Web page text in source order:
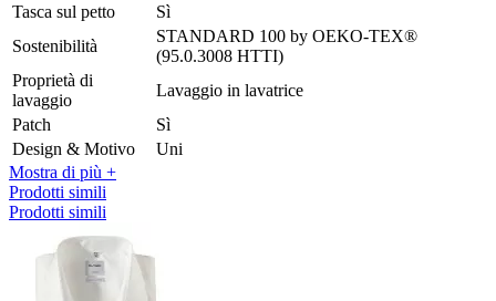
Tasca sul petto
Sì
Sostenibilità
STANDARD 100 by OEKO-TEX®
(95.0.3008 HTTI)
Proprietà di
lavaggio
Lavaggio in lavatrice
Patch
Sì
Design & Motivo
Uni
Mostra di più +
Prodotti simili
Prodotti simili